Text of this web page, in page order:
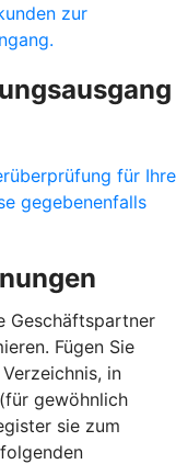
zur
für Ihre
gegebenenfalls
Geschäftspartner
Fügen Sie
in
gewöhnlich
sie zum